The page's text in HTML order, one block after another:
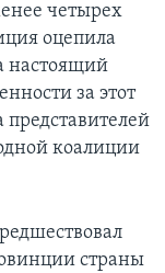
четырех
оцепила
настоящий
за этот
представителей
коалиции
страны